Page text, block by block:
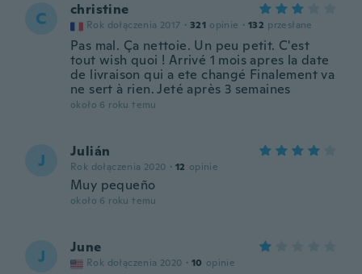
C christine
Rok dołączenia 2017 · 321 opinie · 132 przesłane
Pas mal. Ça nettoie. Un peu petit. C'est
tout wish quoi ! Arrivé 1 mois apres la date
de livraison qui a ete changé Finalement va
ne sert à rien. Jeté après 3 semaines
około 6 roku temu
J Julián
Rok dołączenia 2020 · 12 opinie
Muy pequeño
około 6 roku temu
J June
Rok dołączenia 2020 · 10 opinie